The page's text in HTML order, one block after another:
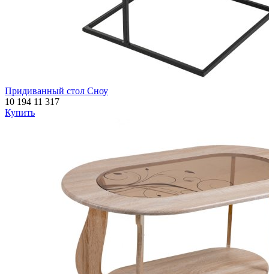
Придиванный стол Сноу
10 194 11 317
Купить